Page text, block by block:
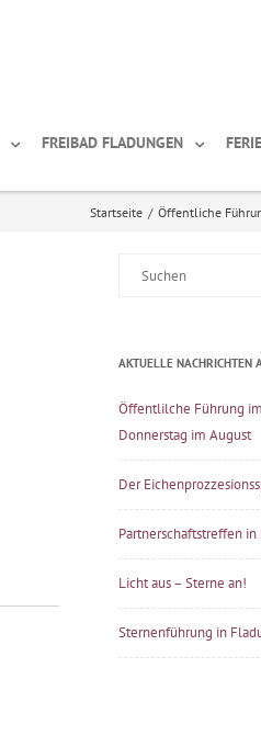
FREIBAD FLADUNGEN
Startseite / Öffentliche
AKTUELLE NACHRICHTEN
Öffentlilche Führung
Donnerstag im August
Der
Partnerschaftstreffen in
Licht aus – Sterne an!
Sternenführung in